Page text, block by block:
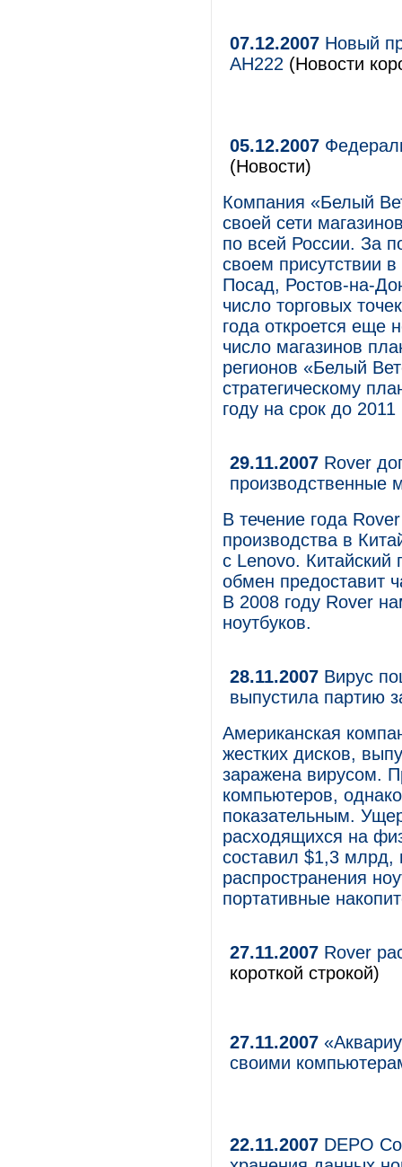
07.12.2007 Новый
AH222 (Новости
05.12.2007
(Новости)
Компания «Белый
своей сети
по всей России. За
своем присутствии
Посад, Ростов-на-
число торговых
года откроется еще
число магазинов
регионов «Белый
стратегическому
году на срок до 2011
29.11.2007 Rover
производственные
В течение года
производства в
с Lenovo. Китайский
обмен предоставит
В 2008 году Rover
ноутбуков.
28.11.2007 Вирус
выпустила партию
Американская
жестких дисков,
заражена вирусом.
компьютеров,
показательным.
расходящихся на
составил $1,3 млрд,
распространения
портативные
27.11.2007 Rover
короткой строкой)
27.11.2007
своими
22.11.2007 DEPO